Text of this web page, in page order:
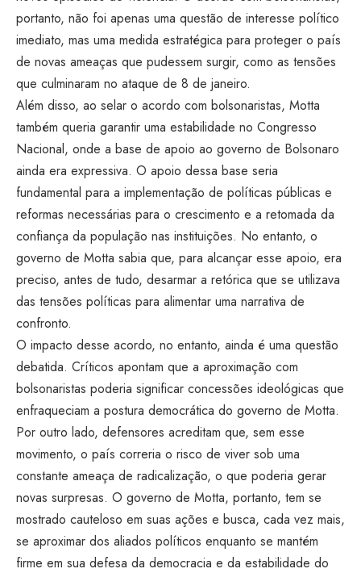
portanto, não foi apenas uma questão de interesse político
imediato, mas uma medida estratégica para proteger o país
de novas ameaças que pudessem surgir, como as tensões
que culminaram no ataque de 8 de janeiro.
Além disso, ao selar o acordo com bolsonaristas, Motta
também queria garantir uma estabilidade no Congresso
Nacional, onde a base de apoio ao governo de Bolsonaro
ainda era expressiva. O apoio dessa base seria
fundamental para a implementação de políticas públicas e
reformas necessárias para o crescimento e a retomada da
confiança da população nas instituições. No entanto, o
governo de Motta sabia que, para alcançar esse apoio, era
preciso, antes de tudo, desarmar a retórica que se utilizava
das tensões políticas para alimentar uma narrativa de
confronto.
O impacto desse acordo, no entanto, ainda é uma questão
debatida. Críticos apontam que a aproximação com
bolsonaristas poderia significar concessões ideológicas que
enfraqueciam a postura democrática do governo de Motta.
Por outro lado, defensores acreditam que, sem esse
movimento, o país correria o risco de viver sob uma
constante ameaça de radicalização, o que poderia gerar
novas surpresas. O governo de Motta, portanto, tem se
mostrado cauteloso em suas ações e busca, cada vez mais,
se aproximar dos aliados políticos enquanto se mantém
firme em sua defesa da democracia e da estabilidade do